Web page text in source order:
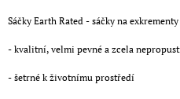
Sáčky Earth Rated - sáčky na
- kvalitní, velmi pevné a zcela
- šetrné k životnímu prostředí